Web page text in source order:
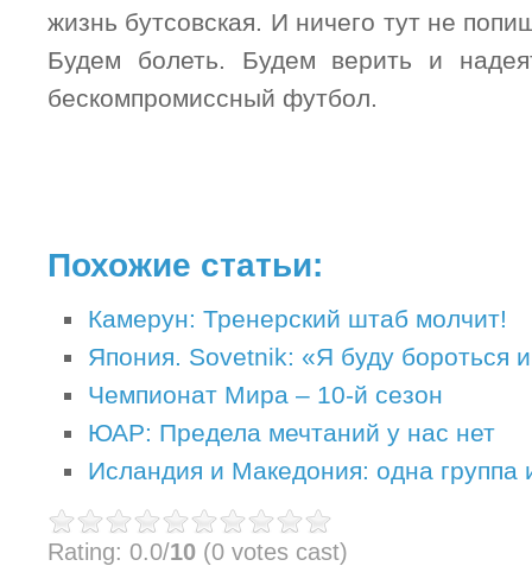
жизнь бутсовская. И ничего тут не
Будем болеть. Будем верить и
бескомпромиcсный футбол.
Похожие статьи:
Камерун: Тренерский штаб молчит!
Япония. Sovetnik: «Я буду бороться
Чемпионат Мира – 10-й сезон
ЮАР: Предела мечтаний у нас нет
Исландия и Македония: одна группа
Rating: 0.0/10 (0 votes cast)